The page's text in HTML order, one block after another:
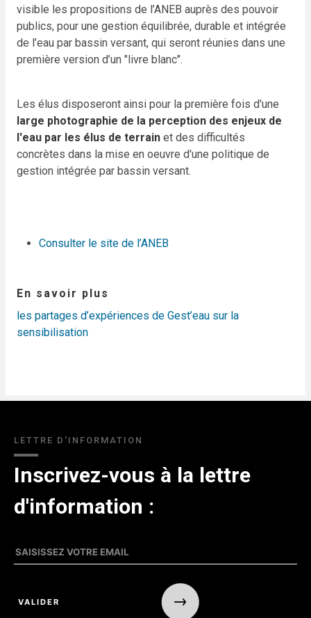
visible les propositions de l’ANEB auprès des pouvoir
publics, pour une gestion équilibrée, durable et intégrée
de l’eau par bassin versant, qui seront réunies dans une
première version d’un "livre blanc".
Les élus disposeront ainsi pour la première fois d'une
large photographie de la perception des enjeux de
l'eau par les élus de terrain et des difficultés
concrètes dans la mise en oeuvre d'une politique de
gestion intégrée par bassin versant.
Consulter le site de l’ANEB
En savoir plus
les partages d’expériences de Gest’eau sur la
sensibilisation
LETTRE D'INFORMATION
Inscrivez-vous à la lettre
d'information :